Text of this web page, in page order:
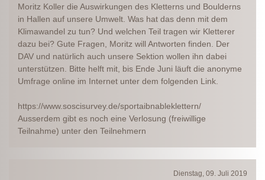
Moritz Koller die Auswirkungen des Kletterns und Boulderns
in Hallen auf unsere Umwelt. Was hat das denn mit dem
Klimawandel zu tun? Und welchen Teil tragen wir Kletterer
dazu bei? Gute Fragen, Moritz will Antworten finden. Der
DAV und natürlich auch unsere Sektion wollen ihn dabei
unterstützen. Bitte helft mit, bis Ende Juni läuft die anonyme
Umfrage online im Internet unter dem folgenden Link.
https://www.soscisurvey.de/sportaibnableklettern/
Ausserdem gibt es noch eine Verlosung (freiwillige
Teilnahme) unter den Teilnehmern
Dienstag, 09. Juli 2019